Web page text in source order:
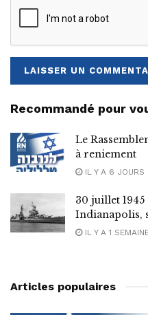
Recommandé pour
Le
à reniement
IL Y A 6 JOURS
30 juillet 1945
Indianapolis,
IL Y A 1
Articles populaires